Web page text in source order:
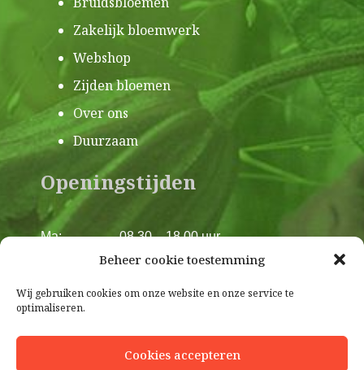
Beheer cookie toestemming
Wij gebruiken cookies om onze website en onze service te
optimaliseren.
Cookies accepteren
Zakelijk bloemwerk
Webshop
Zijden bloemen
Over ons
Duurzaam
Openingstijden
Ma:
08.30 – 18.00 uur
08.30 – 18.00 uur
Do:
08.30 – 18.00 uur